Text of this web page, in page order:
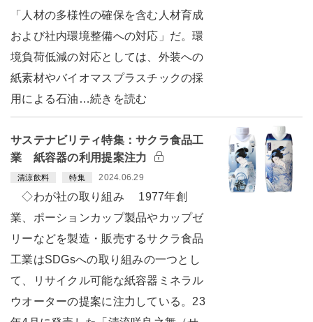
「人材の多様性の確保を含む人材育成
および社内環境整備への対応」だ。環
境負荷低減の対応としては、外装への
紙素材やバイオマスプラスチックの採
用による石油…続きを読む
サステナビリティ特集：サクラ食品工
業 紙容器の利用提案注力
清涼飲料 特集 2024.06.29
◇わが社の取り組み 1977年創
業、ポーションカップ製品やカップゼ
リーなどを製造・販売するサクラ食品
工業はSDGsへの取り組みの一つとし
て、リサイクル可能な紙容器ミネラル
ウオーターの提案に注力している。23